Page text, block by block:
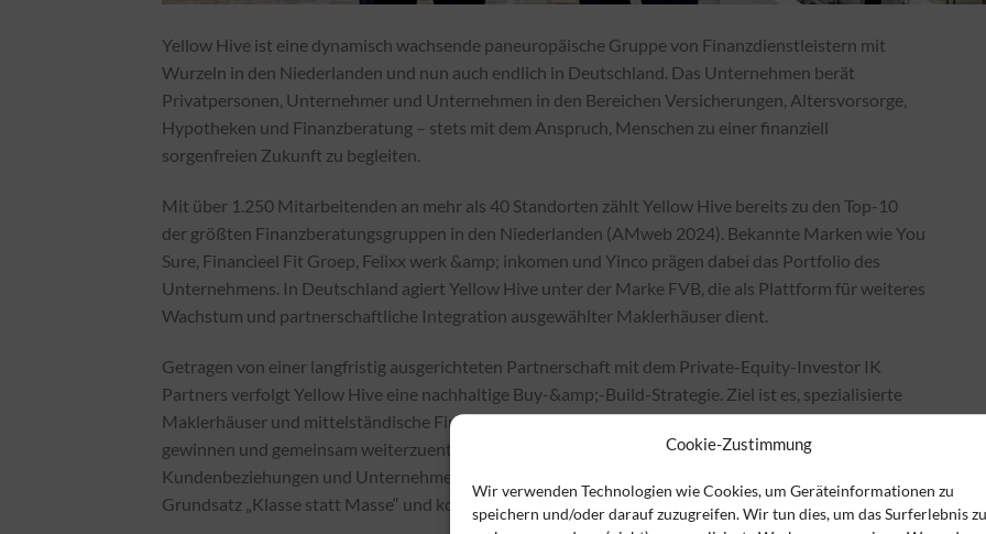
Cookie-Zustimmung
Wir verwenden Technologien wie Cookies, um Geräteinformationen zu
speichern und/oder darauf zuzugreifen. Wir tun dies, um das Surferlebnis zu
Yellow Hive ist eine dynamisch wachsende paneuropäische Gruppe von Finanzdienstleistern mit
Wurzeln in den Niederlanden und nun auch endlich in Deutschland. Das Unternehmen berät
Privatpersonen, Unternehmer und Unternehmen in den Bereichen Versicherungen, Altersvorsorge,
Hypotheken und Finanzberatung – stets mit dem Anspruch, Menschen zu einer finanziell
sorgenfreien Zukunft zu begleiten.​
Mit über 1.250 Mitarbeitenden an mehr als 40 Standorten zählt Yellow Hive bereits zu den Top-10
der größten Finanzberatungsgruppen in den Niederlanden (AMweb 2024). Bekannte Marken wie You
Sure, Financieel Fit Groep, Felixx werk &amp; inkomen und Yinco prägen dabei das Portfolio des
Unternehmens. In Deutschland agiert Yellow Hive unter der Marke FVB, die als Plattform für weiteres
Wachstum und partnerschaftliche Integration ausgewählter Maklerhäuser dient.​
Getragen von einer langfristig ausgerichteten Partnerschaft mit dem Private-Equity-Investor IK
Partners verfolgt Yellow Hive eine nachhaltige Buy-&amp;-Build-Strategie. Ziel ist es, spezialisierte
Maklerhäuser und mittelständische Finanzdienstleister mit starker regionaler Verwurzelung zu
gewinnen und gemeinsam weiterzuentwickeln – immer mit Respekt für die Identität,
Kundenbeziehungen und Unternehmenskultur der Partner. Dabei setzt das Unternehmen auf den
Grundsatz „Klasse statt Masse“ und kombiniert regionale Stärke mit internationalem Know-how.​